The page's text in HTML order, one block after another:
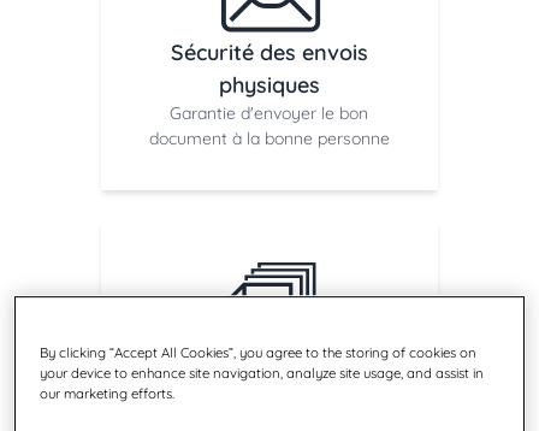
Sécurité des envois
physiques
Garantie d'envoyer le bon
document à la bonne personne
Confidentialité
By clicking “Accept All Cookies”, you agree to the storing of cookies on
your device to enhance site navigation, analyze site usage, and assist in
our marketing efforts.